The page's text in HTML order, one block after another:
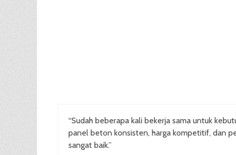
“Sudah beberapa kali bekerja sama untuk
panel beton konsisten, harga kompetitif, dan
sangat baik.”